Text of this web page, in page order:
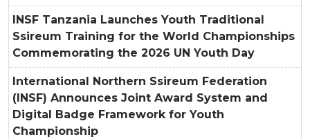
INSF Tanzania Launches Youth Traditional
Ssireum Training for the World Championships
Commemorating the 2026 UN Youth Day
International Northern Ssireum Federation
(INSF) Announces Joint Award System and
Digital Badge Framework for Youth
Championship